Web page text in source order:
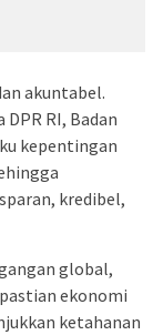
akuntabel.
RI, Badan
kepentingan
kredibel,
global,
ekonomi
ketahanan